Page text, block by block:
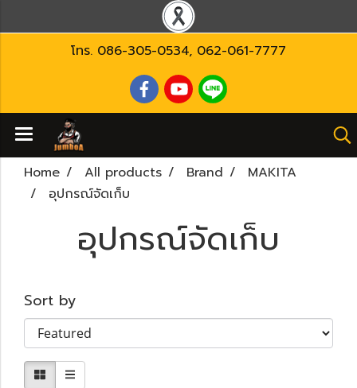
โทร. 086-305-0534, 062-061-7777
Home All products Brand
MAKITA
อุปกรณ์จัดเก็บ
อุปกรณ์จัดเก็บ
Sort by